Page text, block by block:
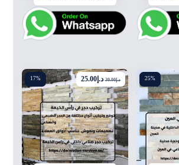
25%
17% د.إ30.00 د.إ25.00